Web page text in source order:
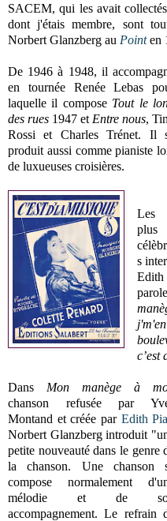
SACEM, qui les avait
dont j'étais membre, sont
Norbert Glanzberg au Point en
De 1946 à 1948, il
en tournée Renée Lebas
laquelle il compose Tout le
des rues 1947 et Entre nous,
Rossi et Charles Trénet. Il
produit aussi comme pianiste
de luxueuses croisières.
Les
plus
s
c’est
Dans Mon manège à
chanson refusée par
Montand et créée par Edith
Norbert Glanzberg introduit
petite nouveauté dans le genre
la chanson. Une chanson
compose normalement
mélodie et de
accompagnement. Le refrain